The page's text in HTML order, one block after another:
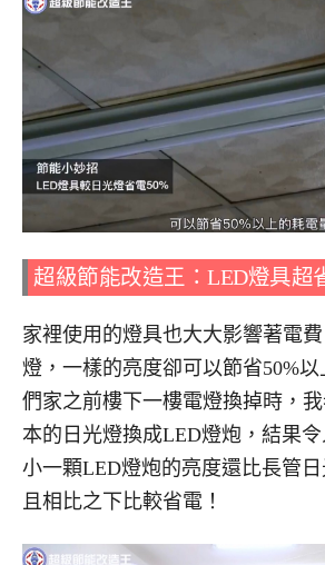
超級節能改造王：LED燈具超
家裡使用的燈具也大大影響著電
燈，一樣的亮度卻可以節省50%
們家之前樓下一樓電燈換掉時，
本的日光燈換成LED燈炮，結果
小一顆LED燈炮的亮度還比長管
且相比之下比較省電！